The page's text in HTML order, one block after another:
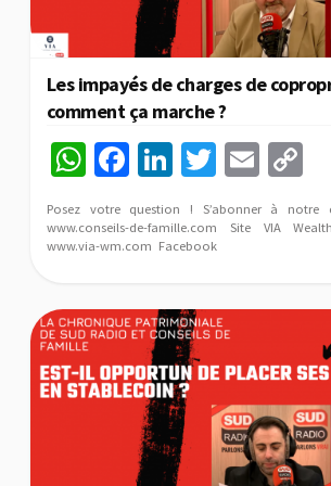
Les impayés de charges de
comment ça marche ?
W
at
sA
p
p
Fa
ce
b
o
o
k
Li
n
ke
dI
n
T
wi
tt
er
E
m
ai
o
p
Li
k
Posez votre question ! S’abonner à notre
www.conseils-de-famille.com Site VIA
www.via-wm.com Facebook